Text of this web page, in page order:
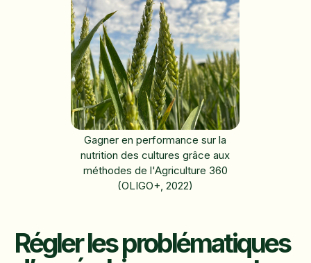
Gagner en performance sur la
nutrition des cultures grâce aux
méthodes de l'Agriculture 360
(OLIGO+, 2022)
Régler les problématiques